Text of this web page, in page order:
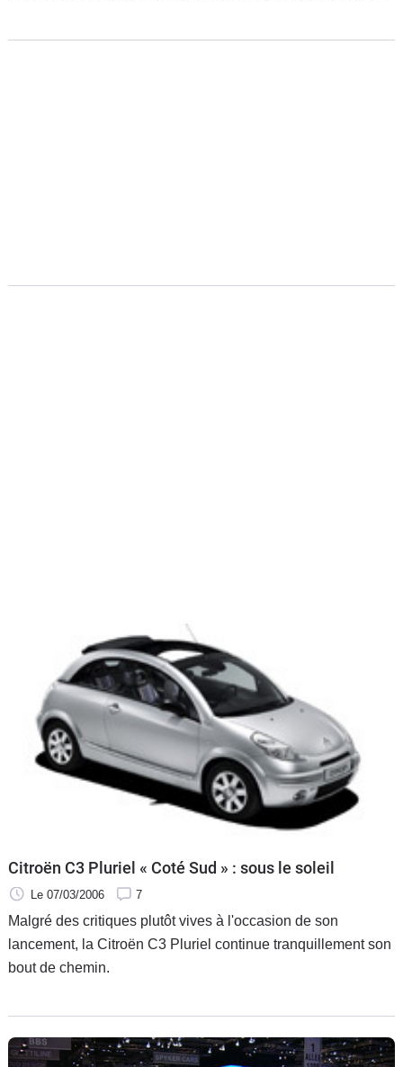
Citroën C3 Pluriel « Coté Sud » : sous le soleil
Le 07/03/2006 7
Malgré des critiques plutôt vives à l'occasion de son
lancement, la Citroën C3 Pluriel continue tranquillement son
bout de chemin.